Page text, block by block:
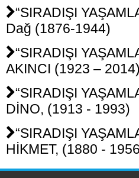
“SIRADIŞI
Dağ (1876-1944)
“SIRADIŞI
AKINCI (1923 – 2014)
“SIRADIŞI
DİNO, (1913 - 1993)
“SIRADIŞI
HİKMET, (1880 -